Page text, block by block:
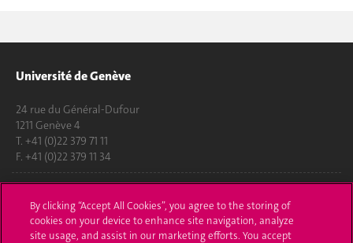
Université de Genève
24 rue du Général-Dufour
1211 Genève 4
T. +41 (0)22 379 71 11
F. +41 (0)22 379 11 34
Contact
Plans d'accès aux bâtiments
By clicking “Accept All Cookies”, you agree to the storing of
cookies on your device to enhance site navigation, analyze
site usage, and assist in our marketing efforts. You accept